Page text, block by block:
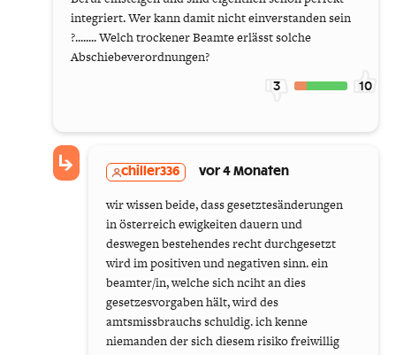
integriert. Wer kann damit nicht einverstanden sein
?........ Welch trockener Beamte erlässt solche
Abschiebeverordnungen?
3 10
chiller336 vor 4 Monaten
wir wissen beide, dass gesetztesänderungen
in österreich ewigkeiten dauern und
deswegen bestehendes recht durchgesetzt
wird im positiven und negativen sinn. ein
beamter/in, welche sich nciht an dies
gesetzesvorgaben hält, wird des
amtsmissbrauchs schuldig. ich kenne
niemanden der sich diesem risiko freiwillig